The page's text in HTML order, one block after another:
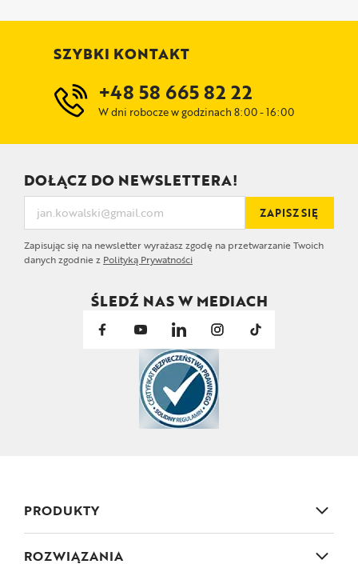
SZYBKI KONTAKT
+48 58 665 82 22
W dni robocze w godzinach 8:00 - 16:00
DOŁĄCZ DO NEWSLETTERA!
ZAPISZ SIĘ
Zapisując się na newsletter wyrażasz zgodę na przetwarzanie Twoich
danych zgodnie z Polityką Prywatności
ŚLEDŹ NAS W MEDIACH
PRODUKTY
ROZWIĄZANIA